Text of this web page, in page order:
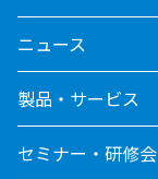
ニュース
製品・サービス
セミナー・研修会